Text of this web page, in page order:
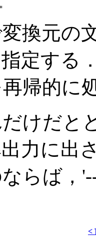
換元の
定する
帰的に
けだと
力に出
らば，
<